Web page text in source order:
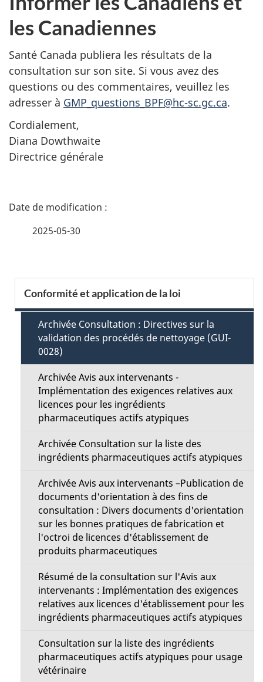
les Canadiennes
Santé Canada publiera les résultats de la
consultation sur son site. Si vous avez des
questions ou des commentaires, veuillez les
adresser à GMP_questions_BPF@hc-sc.gc.ca.
Cordialement,
Diana Dowthwaite
Directrice générale
D
a
2025-05-30
e
Conformité et application de la loi
Archivée Consultation : Directives sur la
validation des procédés de nettoyage (GUI-
0028)
Archivée Avis aux intervenants -
Implémentation des exigences relatives aux
licences pour les ingrédients
pharmaceutiques actifs atypiques
Archivée Consultation sur la liste des
ingrédients pharmaceutiques actifs atypiques
Archivée Avis aux intervenants –Publication de
documents d'orientation à des fins de
consultation : Divers documents d'orientation
sur les bonnes pratiques de fabrication et
l'octroi de licences d'établissement de
produits pharmaceutiques
Résumé de la consultation sur l'Avis aux
intervenants : Implémentation des exigences
relatives aux licences d'établissement pour les
ingrédients pharmaceutiques actifs atypiques
Consultation sur la liste des ingrédients
pharmaceutiques actifs atypiques pour usage
vétérinaire